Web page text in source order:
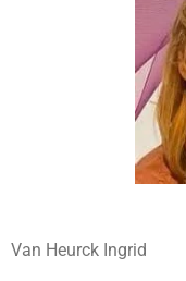
Van Heurck Ingrid